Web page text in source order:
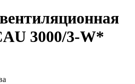
3000/3-W*